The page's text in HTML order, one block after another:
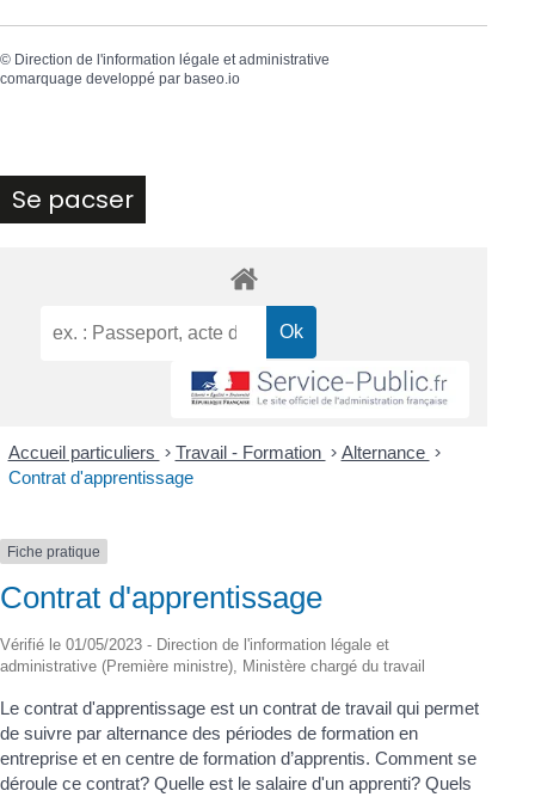
© Direction de l'information légale et administrative
comarquage developpé par baseo.io
Se pacser
Accueil particuliers > Travail - Formation > Alternance >
Contrat d'apprentissage
Fiche pratique
Contrat d'apprentissage
Vérifié le 01/05/2023 - Direction de l'information légale et
administrative (Première ministre), Ministère chargé du travail
Le contrat d'apprentissage est un contrat de travail qui permet
de suivre par alternance des périodes de formation en
entreprise et en centre de formation d’apprentis. Comment se
déroule ce contrat? Quelle est le salaire d'un apprenti? Quels